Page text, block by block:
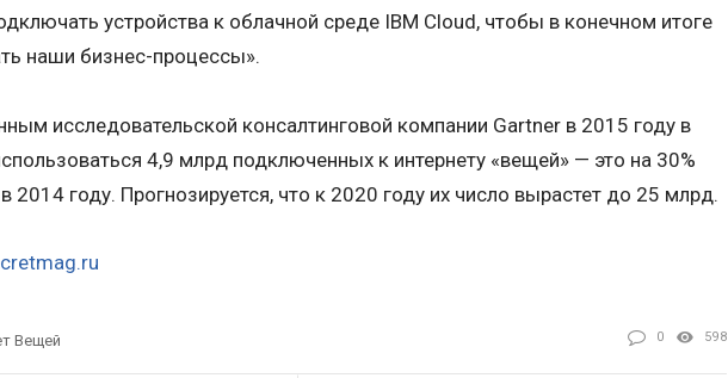
устройства к облачной среде IBM Cloud, чтобы в конечном итоге
наши бизнес-процессы».
исследовательской консалтинговой компании Gartner в 2015 году в
4,9 млрд подключенных к интернету «вещей» — это на 30%
2014 году. Прогнозируется, что к 2020 году их число вырастет до 25 млрд.
Вещей 0 598